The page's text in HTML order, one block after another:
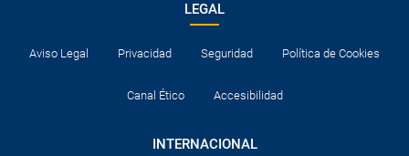
LEGAL
Aviso Legal Privacidad Seguridad Política de Cookies
Canal Ético Accesibilidad
INTERNACIONAL